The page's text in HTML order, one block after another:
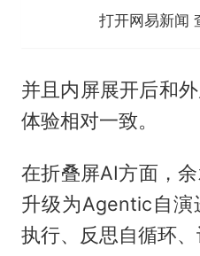
打开网易新闻
并且内屏展开后和
体验相对一致。
在折叠屏AI方面，
升级为Agentic自演
执行、反思自循环、